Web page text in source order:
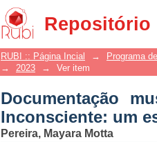
Repositório
Documentação
sobre a
RUBI :: Página Incial → Programa
→
2023 → Ver item
Documentação
Inconsciente: um
Pereira, Mayara Motta